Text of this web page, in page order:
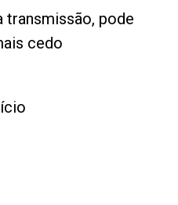
pode
cedo